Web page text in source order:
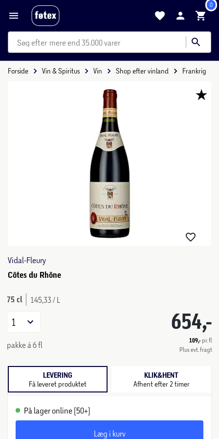
0
mere end 35.000 varer
Forside Vin & Spiritus Vin Shop efter vinland Frankrig
Vidal-Fleury
Côtes du Rhône
75 cl 145,33 / L
654,-
109,- pr. fl
Plus evt. fragt
1
pakke á 6 fl
LEVERING
Få leveret produktet
KLIK&HENT
Afhent efter 2 timer
På lager online (50+)
Læg i kurv